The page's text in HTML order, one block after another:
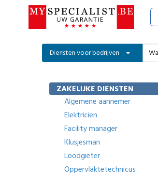
Diensten voor bedrijven
ZAKELIJKE DIENSTEN
Algemene aannemer
Elektricien
Facility manager
Klusjesman
Loodgieter
Oppervlaktetechnicus